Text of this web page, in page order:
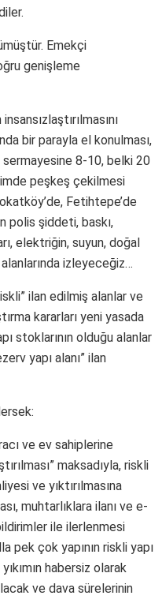
Emekçi
genişleme
bir parayla el konulması,
sermayesine 8-10, belki 20
peşkeş çekilmesi
Fetihtepe’de
polis şiddeti, baskı,
elektriğin, suyun, doğal
izleyeceğiz…
ilan edilmiş alanlar ve
kararları yeni yasada
stoklarının olduğu alanlar
yapı alanı” ilan
ve ev sahiplerine
maksadıyla, riskli
ve yıktırılmasına
muhtarlıklara ilanı ve e-
ile ilerlenmesi
pek çok yapının riskli yapı
habersiz olarak
ve dava sürelerinin